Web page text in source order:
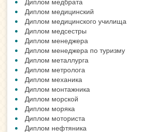
Диплом медицинский
Диплом медицинского училища
Диплом медсестры
Диплом менеджера
Диплом менеджера по туризму
Диплом металлурга
Диплом метролога
Диплом механика
Диплом монтажника
Диплом морской
Диплом моряка
Диплом моториста
Диплом нефтяника